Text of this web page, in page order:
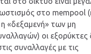
στο mempool
«δεξαμενή» των μη
οι εξορύκτες
συναλλαγές με τις